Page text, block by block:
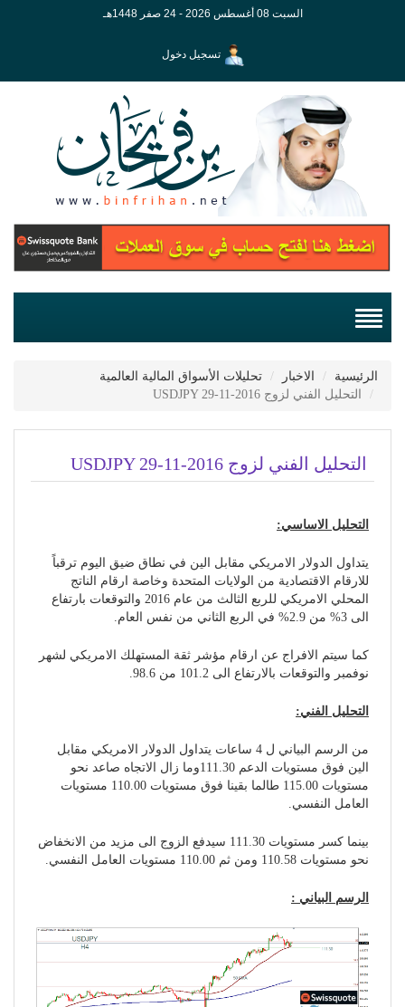
السبت 08 أغسطس 2026 - 24 صفر 1448هـ
تسجيل دخول
الرئيسية الاخبار
تحليلات الأسواق المالية العالمية
التحليل الفني لزوج USDJPY 29-11-2016
التحليل الفني لزوج USDJPY 29-11-2016
التحليل الاساسي:
يتداول الدولار الامريكي مقابل الين في نطاق ضيق اليوم ترقباً
للارقام الاقتصادية من الولايات المتحدة وخاصة ارقام الناتج
المحلي الامريكي للربع الثالث من عام 2016 والتوقعات بارتفاع
الى 3% من 2.9% في الربع الثاني من نفس العام.
كما سيتم الافراج عن ارقام مؤشر ثقة المستهلك الامريكي لشهر
نوفمبر والتوقعات بالارتفاع الى 101.2 من 98.6.
التحليل الفني:
من الرسم البياني ل 4 ساعات يتداول الدولار الامريكي مقابل
الين فوق مستويات الدعم 111.30وما زال الاتجاه صاعد نحو
مستويات 115.00 طالما بقينا فوق مستويات 110.00 مستويات
العامل النفسي.
بينما كسر مستويات 111.30 سيدفع الزوج الى مزيد من الانخفاض
نحو مستويات 110.58 ومن ثم 110.00 مستويات العامل النفسي.
الرسم البياني :